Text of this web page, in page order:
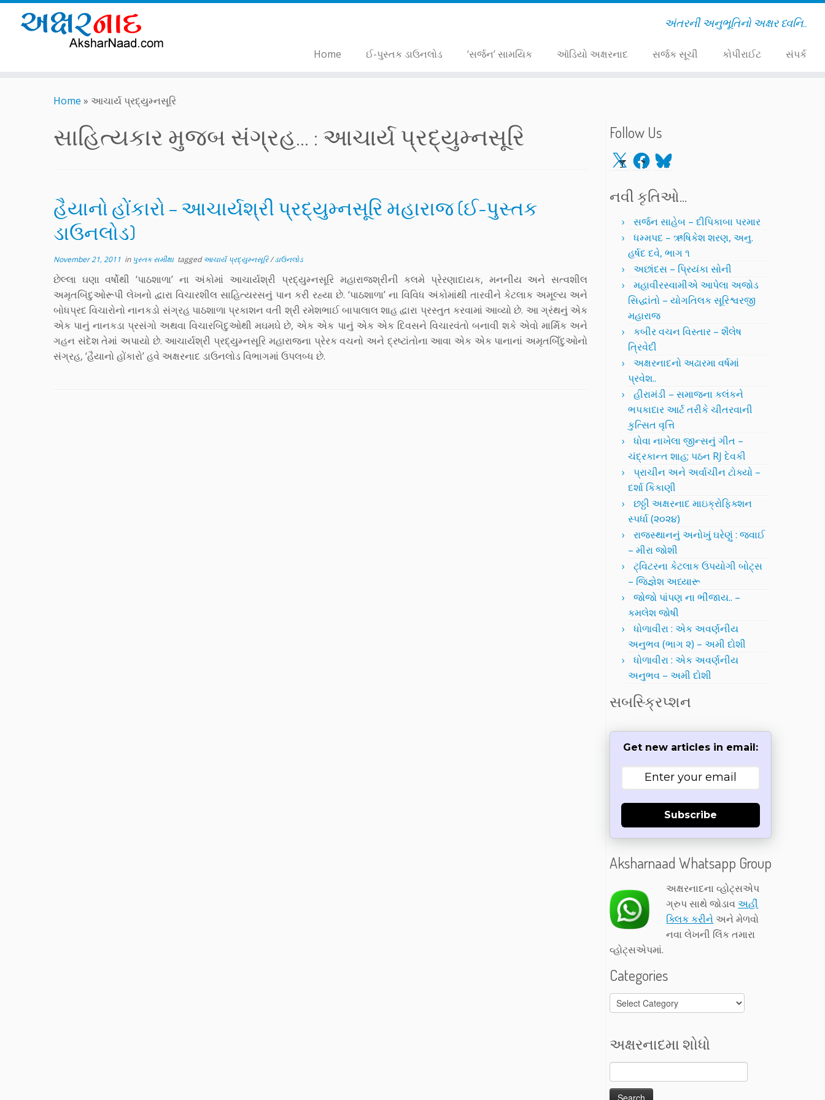
અંતરની અનુભૂતિનો અક્ષર ધ્વનિ..
Home ઈ-પુસ્તક ડાઉનલોડ ‘સર્જન’ સામયિક ઑડિયો અક્ષરનાદ સર્જક સૂચી કોપીરાઈટ સંપર્ક
Home » આચાર્ય પ્રદ્યુમ્નસૂરિ
સાહિત્યકાર મુજબ સંગ્રહ... : આચાર્ય પ્રદ્યુમ્નસૂરિ
હૈયાનો હોંકારો – આચાર્યશ્રી પ્રદ્યુમ્નસૂરિ મહારાજ (ઈ-પુસ્તક
ડાઉનલોડ)
November 21, 2011 in પુસ્તક સમીક્ષા taggedઆચાર્ય પ્રદ્યુમ્નસૂરિ/ડાઉનલોડ
છેલ્લા ઘણા વર્ષોથી ‘પાઠશાળા’ ના અંકોમાં આચાર્યશ્રી પ્રદ્યુમ્નસૂરિ મહારાજશ્રીની કલમે પ્રેરણાદાયક, મનનીય અને સત્વશીલ
અમૃતબિંદુઓરૂપી લેખનો દ્વારા વિચારશીલ સાહિત્યરસનું પાન કરી રહ્યા છે. ‘પાઠશાળા’ ના વિવિધ અંકોમાંથી તારવીને કેટલાક અમૂલ્ય અને
બોધપ્રદ વિચારોનો નાનકડો સંગ્રહ પાઠશાળા પ્રકાશન વતી શ્રી રમેશભાઈ બાપાલાલ શાહ દ્વારા પ્રસ્તુત કરવામાં આવ્યો છે. આ ગ્રંથનું એક
એક પાનું નાનકડા પ્રસંગો અથવા વિચારબિંદુઓથી મઘમઘે છે, એક એક પાનું એક એક દિવસને વિચારવંતો બનાવી શકે એવો માર્મિક અને
ગહન સંદેશ તેમાં અપાયો છે. આચાર્યશ્રી પ્રદ્યુમ્નસૂરિ મહારાજના પ્રેરક વચનો અને દ્રષ્ટાંતોના આવા એક એક પાનાનાં અમૃતબિઁદુઓનો
સંગ્રહ, ‘હૈયાનો હોંકારો’ હવે અક્ષરનાદ ડાઉનલોડ વિભાગમાં ઉપલબ્ધ છે.
Follow Us
X Facebook
Bluesky
નવી કૃતિઓ…
સર્જન સાહેબ – દીપિકાબા પરમાર
ધમ્મપદ – ઋષિકેશ શરણ, અનુ.
હર્ષદ દવે, ભાગ ૧
અછાંદસ – પ્રિયંકા સોની
મહાવીરસ્વામીએ આપેલા અજોડ
સિદ્ધાંતો – યોગતિલક સૂરિશ્વરજી
મહારાજ
કબીર વચન વિસ્તાર – શૈલેષ
ત્રિવેદી
અક્ષરનાદનો અઢારમા વર્ષમાં
પ્રવેશ..
હીરામંડી – સમાજના કલંકને
ભપકાદાર આર્ટ તરીકે ચીતરવાની
કુત્સિત વૃત્તિ
ધોવા નાખેલા જીન્સનું ગીત –
ચંદ્રકાન્ત શાહ; પઠન RJ દેવકી
પ્રાચીન અને અર્વાચીન ટોક્યો –
દર્શા કિકાણી
છઠ્ઠી અક્ષરનાદ માઇક્રોફિક્શન
સ્પર્ધા (૨૦૨૪)
રાજસ્થાનનું અનોખું ઘરેણું : જવાઈ
– મીરા જોશી
ટ્વિટરના કેટલાક ઉપયોગી બોટ્સ
– જિજ્ઞેશ અધ્યારૂ
જોજો પાંપણ ના ભીંજાય.. –
કમલેશ જોષી
ધોળાવીરા : એક અવર્ણનીય
અનુભવ (ભાગ ૨) – અમી દોશી
ધોળાવીરા : એક અવર્ણનીય
અનુભવ – અમી દોશી
સબસ્ક્રિપ્શન
Get new articles in email:
Subscribe
Aksharnaad Whatsapp Group
અક્ષરનાદના વ્હોટ્સએપ
ગ્રુપ સાથે જોડાવઅહીં
ક્લિક કરીને અને મેળવો
નવા લેખની લિંક તમારા
વ્હોટ્સએપમાં.
Categories
Categories
અક્ષરનાદમા શોધો